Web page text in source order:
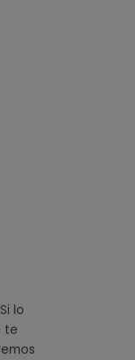
lo
te